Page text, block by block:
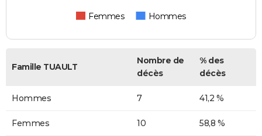
Femmes Hommes
Famille TUAULT
Nombre de
décès
% des
décès
Hommes 7 41,2 %
Femmes 10 58,8 %